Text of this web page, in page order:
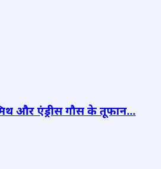
और एंड्रीस गौस के तूफान...